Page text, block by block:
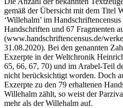
gemäß der Übersicht mit dem Titel
‘Willehalm’ im
Handschriften und 67 Fragmenten
(www.handschriftencensus.de/
31.08.2020). Bei den genannten
Exzerpte in der Weltchronik
65, 66, 67, 70) und im Arabel-Teil
nicht berücksichtigt worden. Doch
Exzerpte zu den 79 erhaltenen
Willehalm zählt, so weist der
mehr als derWillehalm auf.